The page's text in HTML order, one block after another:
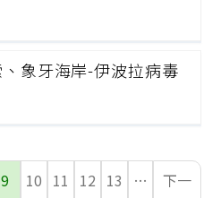
象牙海岸-伊波拉病毒
9 10 11 12 13 … 下一